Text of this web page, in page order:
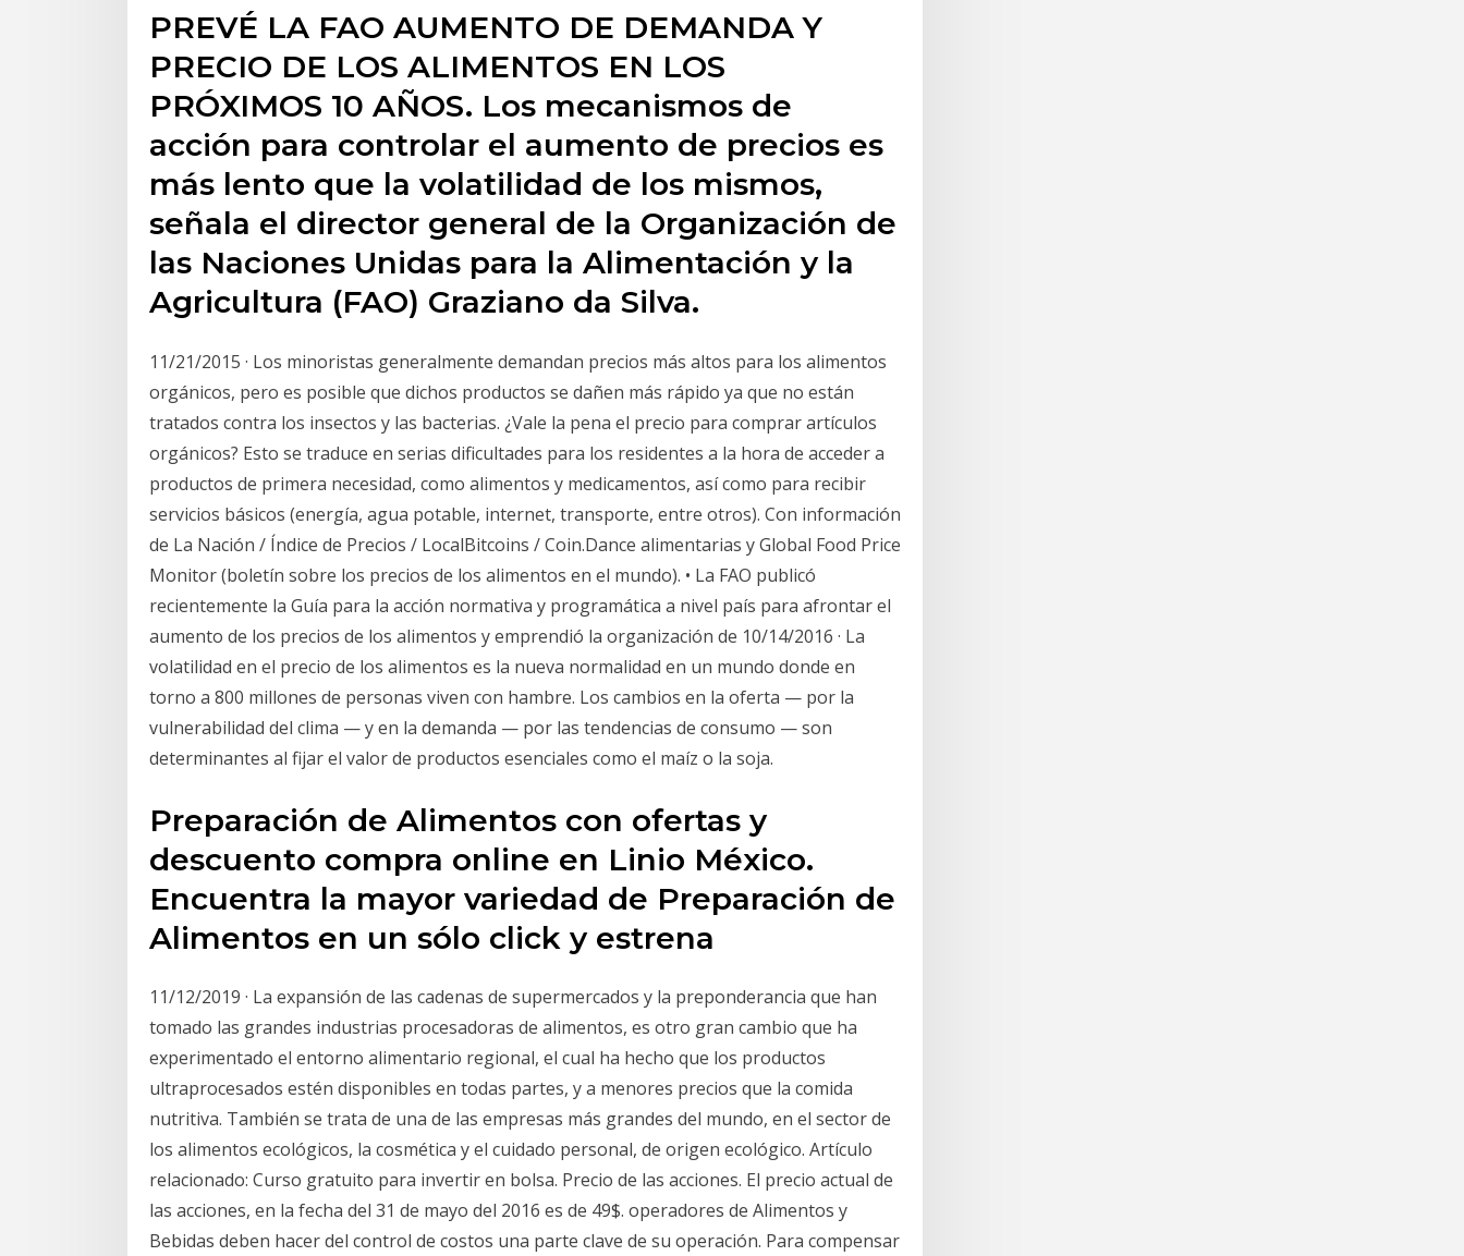
PREVÉ LA FAO AUMENTO DE DEMANDA Y
PRECIO DE LOS ALIMENTOS EN LOS
PRÓXIMOS 10 AÑOS. Los mecanismos de
acción para controlar el aumento de precios es
más lento que la volatilidad de los mismos,
señala el director general de la Organización de
las Naciones Unidas para la Alimentación y la
Agricultura (FAO) Graziano da Silva.
11/21/2015 · Los minoristas generalmente demandan precios más altos para los alimentos
orgánicos, pero es posible que dichos productos se dañen más rápido ya que no están
tratados contra los insectos y las bacterias. ¿Vale la pena el precio para comprar artículos
orgánicos? Esto se traduce en serias dificultades para los residentes a la hora de acceder a
productos de primera necesidad, como alimentos y medicamentos, así como para recibir
servicios básicos (energía, agua potable, internet, transporte, entre otros). Con información
de La Nación / Índice de Precios / LocalBitcoins / Coin.Dance alimentarias y Global Food Price
Monitor (boletín sobre los precios de los alimentos en el mundo). • La FAO publicó
recientemente la Guía para la acción normativa y programática a nivel país para afrontar el
aumento de los precios de los alimentos y emprendió la organización de 10/14/2016 · La
volatilidad en el precio de los alimentos es la nueva normalidad en un mundo donde en
torno a 800 millones de personas viven con hambre. Los cambios en la oferta — por la
vulnerabilidad del clima — y en la demanda — por las tendencias de consumo — son
determinantes al fijar el valor de productos esenciales como el maíz o la soja.
Preparación de Alimentos con ofertas y
descuento compra online en Linio México.
Encuentra la mayor variedad de Preparación de
Alimentos en un sólo click y estrena
11/12/2019 · La expansión de las cadenas de supermercados y la preponderancia que han
tomado las grandes industrias procesadoras de alimentos, es otro gran cambio que ha
experimentado el entorno alimentario regional, el cual ha hecho que los productos
ultraprocesados estén disponibles en todas partes, y a menores precios que la comida
nutritiva. También se trata de una de las empresas más grandes del mundo, en el sector de
los alimentos ecológicos, la cosmética y el cuidado personal, de origen ecológico. Artículo
relacionado: Curso gratuito para invertir en bolsa. Precio de las acciones. El precio actual de
las acciones, en la fecha del 31 de mayo del 2016 es de 49$. operadores de Alimentos y
Bebidas deben hacer del control de costos una parte clave de su operación. Para compensar